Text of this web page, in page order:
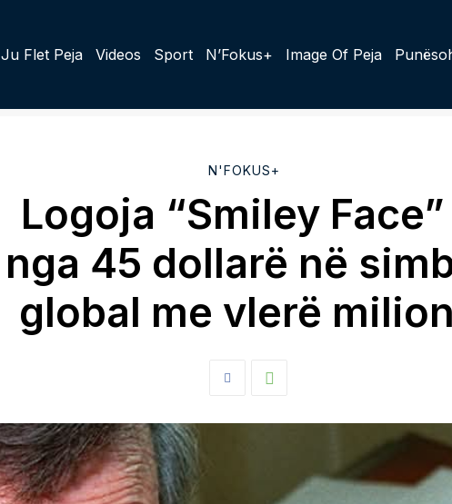
Ju Flet Peja Videos Sport N’Fokus+ Image Of Peja
N'FOKUS+
Logoja “Smiley Face”
nga 45 dollarë në
global me vlerë